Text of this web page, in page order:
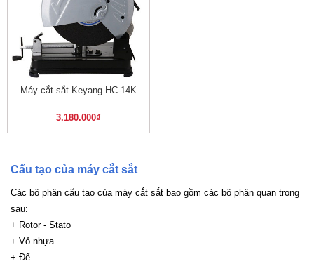
Máy cắt sắt Keyang HC-14K
3.180.000₫
Cấu tạo của máy cắt sắt
Các bộ phận cấu tạo của máy cắt sắt bao gồm các bộ phận quan trọng
sau:
+ Rotor - Stato
+ Vỏ nhựa
+ Đế